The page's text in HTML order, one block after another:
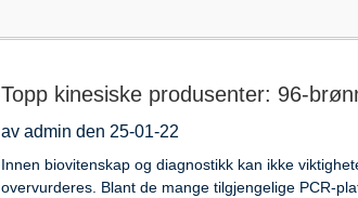
Topp kinesiske produsenter: 96-
av admin den 25-01-22
Innen biovitenskap og diagnostikk kan ikke
overvurderes. Blant de mange tilgjengelige PCR-